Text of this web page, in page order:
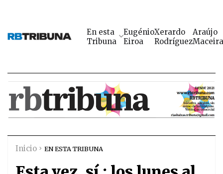
En esta
Tribuna
Eugénio
Eiroa
Xerardo
Rodríguez
Araújo
Maceira
Inicio EN ESTA TRIBUNA